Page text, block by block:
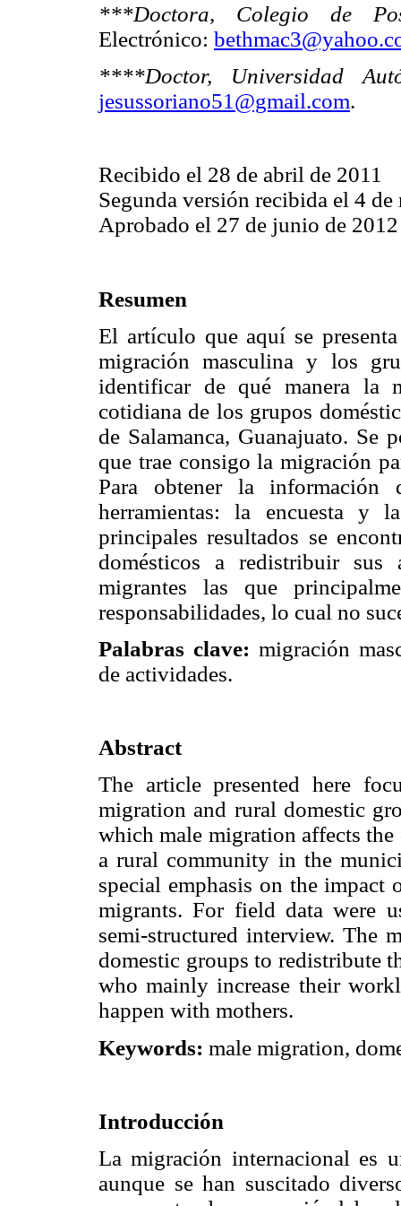
***Doctora, Colegio de
Electrónico:
****Doctor, Universidad
jesussoriano51@gmail.com.
Recibido el 28 de abril de 2011
Segunda versión recibida el 4 de
Aprobado el 27 de junio de 2012
Resumen
El artículo que aquí se
migración masculina y los
identificar de qué manera la
cotidiana de los grupos
de Salamanca, Guanajuato. Se
que trae consigo la migración
Para obtener la información
herramientas: la encuesta y
principales resultados se
domésticos a redistribuir sus
migrantes las que
responsabilidades, lo cual no
Palabras clave: migración
de actividades.
Abstract
The article presented here
migration and rural domestic
which male migration affects
a rural community in the
special emphasis on the
migrants. For field data were
semi-structured interview. The
domestic groups to redistribute
who mainly increase their
happen with mothers.
Keywords: male migration,
Introducción
La migración internacional es
aunque se han suscitado